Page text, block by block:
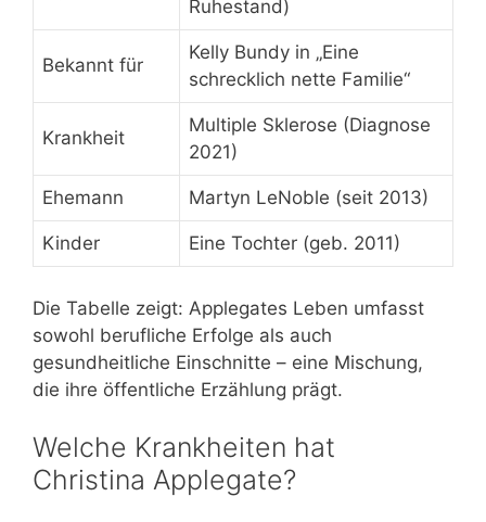
Ruhestand)
Bekannt für
Kelly Bundy in „Eine
schrecklich nette Familie“
Krankheit
Multiple Sklerose (Diagnose
2021)
Ehemann Martyn LeNoble (seit 2013)
Kinder Eine Tochter (geb. 2011)
Die Tabelle zeigt: Applegates Leben umfasst
sowohl berufliche Erfolge als auch
gesundheitliche Einschnitte – eine Mischung,
die ihre öffentliche Erzählung prägt.
Welche Krankheiten hat
Christina Applegate?